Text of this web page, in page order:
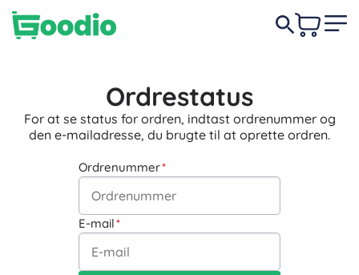
Ordrestatus
For at se status for ordren, indtast ordrenummer og
den e-mailadresse, du brugte til at oprette ordren.
Ordrenummer
E-mail